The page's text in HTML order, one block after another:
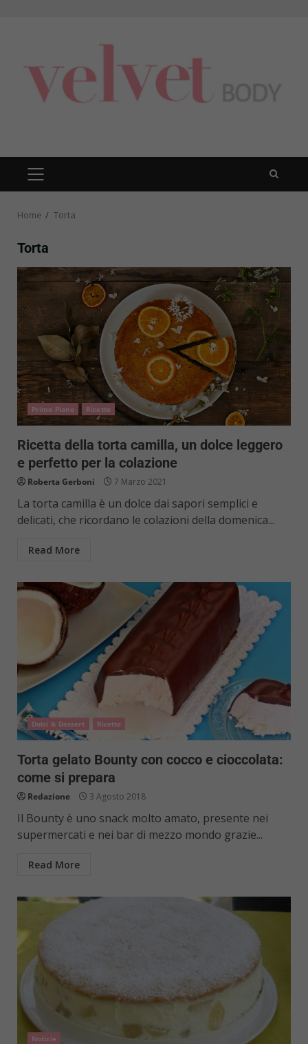
PRIMARY
MENU
Home Torta
Torta
Primo Piano Ricette
Ricetta della torta camilla, un dolce leggero
e perfetto per la colazione
Roberta Gerboni 7 Marzo 2021
La torta camilla è un dolce dai sapori semplici e
delicati, che ricordano le colazioni della domenica...
Read More
Dolci & Dessert Ricette
Torta gelato Bounty con cocco e cioccolata:
come si prepara
Redazione 3 Agosto 2018
Il Bounty è uno snack molto amato, presente nei
supermercati e nei bar di mezzo mondo grazie...
Read More
Notizie